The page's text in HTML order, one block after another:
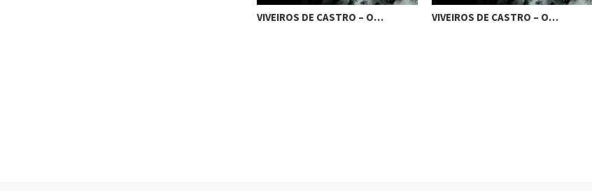
VIVEIROS DE CASTRO – O… VIVEIROS DE CASTRO – O…